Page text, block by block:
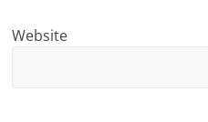
Website